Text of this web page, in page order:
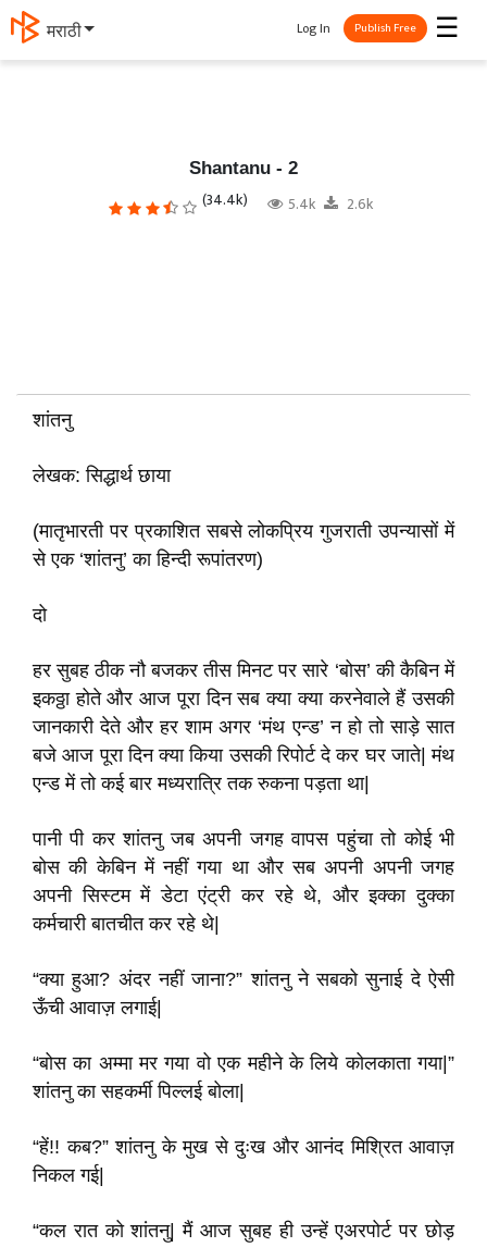
தமிழ் ☰
Log In Publish Free
Shantanu - 2
(34.4k) 5.4k 2.6k
शांतनु
लेखक: सिद्धार्थ छाया
(मातृभारती पर प्रकाशित सबसे लोकप्रिय गुजराती उपन्यासों में
से एक ‘शांतनु’ का हिन्दी रूपांतरण)
दो
हर सुबह ठीक नौ बजकर तीस मिनट पर सारे ‘बोस’ की कैबिन में
इकठ्ठा होते और आज पूरा दिन सब क्या क्या करनेवाले हैं उसकी
जानकारी देते और हर शाम अगर ‘मंथ एन्ड’ न हो तो साड़े सात
बजे आज पूरा दिन क्या किया उसकी रिपोर्ट दे कर घर जाते| मंथ
एन्ड में तो कई बार मध्यरात्रि तक रुकना पड़ता था|
पानी पी कर शांतनु जब अपनी जगह वापस पहुंचा तो कोई भी
बोस की केबिन में नहीं गया था और सब अपनी अपनी जगह
अपनी सिस्टम में डेटा एंट्री कर रहे थे, और इक्का दुक्का
कर्मचारी बातचीत कर रहे थे|
“क्या हुआ? अंदर नहीं जाना?” शांतनु ने सबको सुनाई दे ऐसी
ऊँची आवाज़ लगाई|
“बोस का अम्मा मर गया वो एक महीने के लिये कोलकाता गया|”
शांतनु का सहकर्मी पिल्लई बोला|
“हें!! कब?” शांतनु के मुख से दुःख और आनंद मिश्रित आवाज़
निकल गई|
“कल रात को शांतनु| मैं आज सुबह ही उन्हें एअरपोर्ट पर छोड़